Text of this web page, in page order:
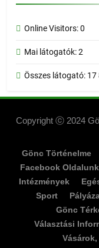
Online Visitors:0
Mai látogatók:2
Összes látogató: 17
Copyright ⓒ 2024
Gönc Történelme
Facebook Oldalunk
Intézmények
Sport
Gönc
Választási
Vásárok,